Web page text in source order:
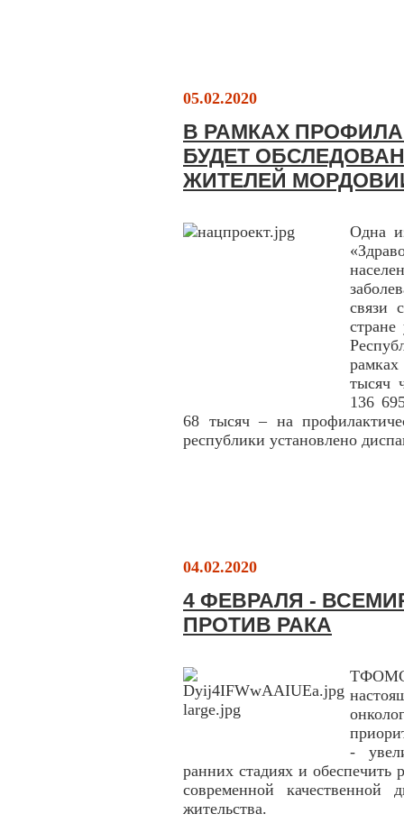
05.02.2020
В РАМКАХ
БУДЕТ
ЖИТЕЛЕЙ
Одна
связи
тысяч
136
68 тысяч – на
республики установлено
04.02.2020
4 ФЕВРАЛЯ -
ПРОТИВ РАКА
ТФОМС
-
ранних стадиях и обеспечить
современной качественной
жительства.